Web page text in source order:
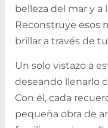
belleza del mar y
Reconstruye esos
brillar a través de
Un solo vistazo a
deseando llenarlo
Con él, cada
pequeña obra de